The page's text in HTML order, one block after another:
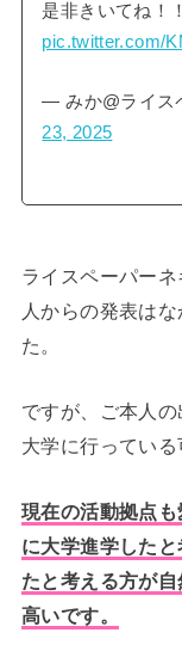
是非きいてね！
pic.twitter.com/
— みか@ライス
23, 2025
ライスペーパー
人からの発表は
た。
ですが、ご本人
大学に行っている
現在の活動拠点
に大学進学した
たと考える方が
高いです。